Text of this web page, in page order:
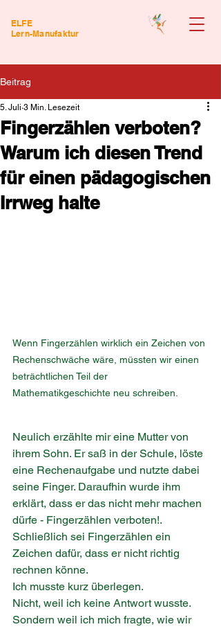
ELFE
Lern-Manufaktur
Beitrag
Fingerzählen verboten?
Warum ich diesen Trend
für einen pädagogischen
Irrweg halte
5. Juli 3 Min. Lesezeit
Wenn Fingerzählen wirklich ein Zeichen von
Rechenschwäche wäre, müssten wir einen
beträchtlichen Teil der
Mathematikgeschichte neu schreiben.
Neulich erzählte mir eine Mutter von
ihrem Sohn. Er saß in der Schule, löste
eine Rechenaufgabe und nutzte dabei
seine Finger. Daraufhin wurde ihm
erklärt, dass er das nicht mehr machen
dürfe - Fingerzählen verboten!.
Schließlich sei Fingerzählen ein
Zeichen dafür, dass er nicht richtig
rechnen könne.
Ich musste kurz überlegen.
Nicht, weil ich keine Antwort wusste.
Sondern weil ich mich fragte, wie wir